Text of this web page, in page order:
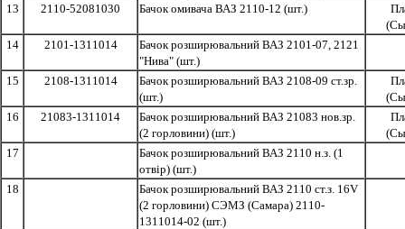
13 2110-52081030 Бачок омивача ВАЗ 2110-12 (шт.)
14
2101-1311014
Бачок розширювальний ВАЗ 2101-07, 2121
"Нива" (шт.)
15
2108-1311014
Бачок розширювальний ВАЗ 2108-09 ст.зр.
(шт.)
16
21083-1311014
Бачок розширювальний ВАЗ 21083 нов.зр.
(2 горловини) (шт.)
17
Бачок розширювальний ВАЗ 2110 н.з. (1
отвір) (шт.)
18
Бачок розширювальний ВАЗ 2110 ст.з. 16V
(2 горловини) СЭМЗ (Самара) 2110-
1311014-02 (шт.)